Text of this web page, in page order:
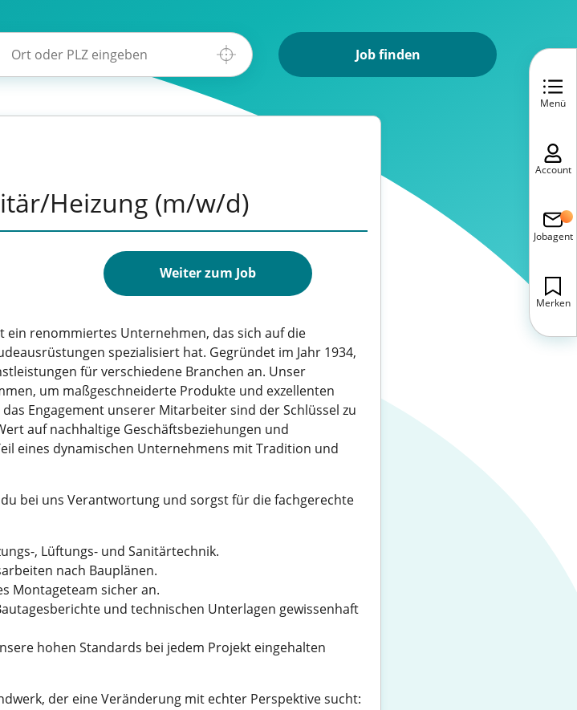
Job finden
Heizung (m/w/d)
Weiter zum Job
ein renommiertes Unternehmen, das sich auf die
spezialisiert hat. Gegründet im Jahr 1934,
für verschiedene Branchen an. Unser
um maßgeschneiderte Produkte und exzellenten
Engagement unserer Mitarbeiter sind der Schlüssel zu
auf nachhaltige Geschäftsbeziehungen und
eines dynamischen Unternehmens mit Tradition und
bei uns Verantwortung und sorgst für die fachgerechte
, Lüftungs- und Sanitärtechnik.
nach Bauplänen.
Montageteam sicher an.
und technischen Unterlagen gewissenhaft
hohen Standards bei jedem Projekt eingehalten
der eine Veränderung mit echter Perspektive sucht:
Menü
Account
Jobagent
Merken